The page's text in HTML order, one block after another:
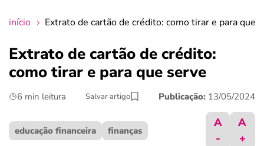
crédito fácil
últimas notícias
ferramentas
início Extrato de cartão de crédito: como tirar e para que
Extrato de cartão de crédito:
como tirar e para que serve
6 min leitura Salvar artigo Publicação: 13/05/2024
educação financeira finanças
A
-
A
+